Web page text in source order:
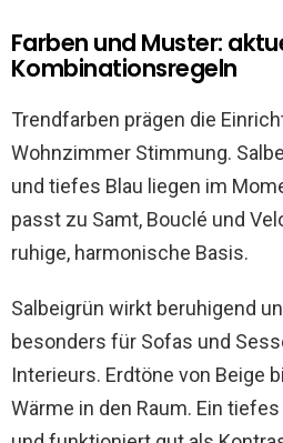
Farben und Muster:
Kombinationsregeln
Trendfarben prägen die
Wohnzimmer Stimmung.
und tiefes Blau liegen im
passt zu Samt, Bouclé und
ruhige, harmonische Basis.
Salbeigrün wirkt beruhigend
besonders für Sofas und
Interieurs. Erdtöne von Beige
Wärme in den Raum. Ein